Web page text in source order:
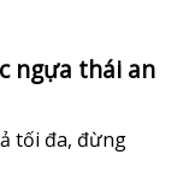
ngựa thái an
tối đa, đừng